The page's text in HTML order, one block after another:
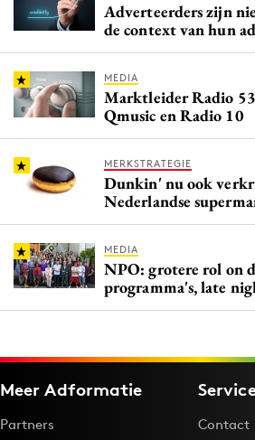
Adverteerders zijn
de context van hun
MEDIA
Marktleider Radio
Qmusic en Radio 10
MERKSTRATEGIE
Dunkin' nu ook
Nederlandse
MEDIA
NPO: grotere rol on
programma's, late
Meer Adformatie
Partners
Contact